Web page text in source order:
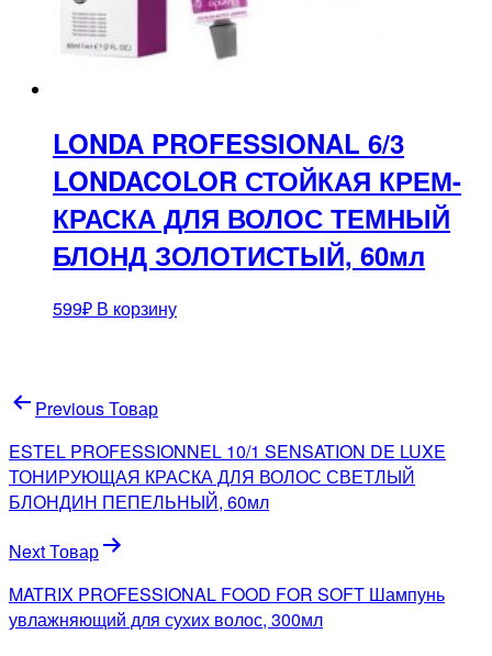
LONDA PROFESSIONAL 6/3
LONDACOLOR СТОЙКАЯ КРЕМ-
КРАСКА ДЛЯ ВОЛОС ТЕМНЫЙ
БЛОНД ЗОЛОТИСТЫЙ, 60мл
599₽ В корзину
Навигация
по
записям
Previous Товар
ESTEL PROFESSIONNEL 10/1 SENSATION DE LUXE
ТОНИРУЮЩАЯ КРАСКА ДЛЯ ВОЛОС СВЕТЛЫЙ
БЛОНДИН ПЕПЕЛЬНЫЙ, 60мл
Next Товар
MATRIX PROFESSIONAL FOOD FOR SOFT Шампунь
увлажняющий для сухих волос, 300мл